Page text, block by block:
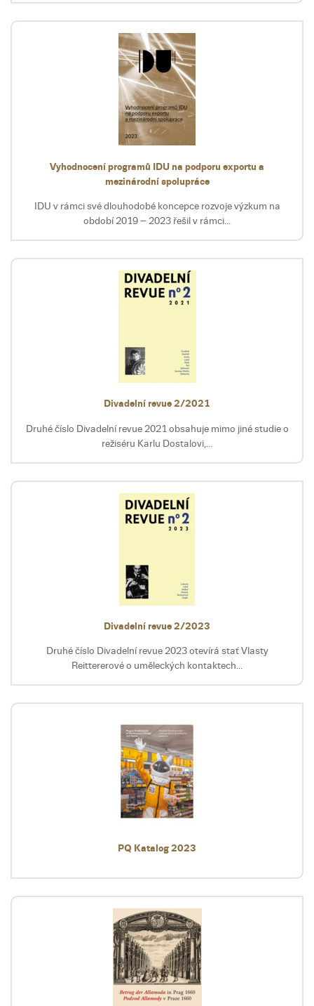
Vyhodnocení programů IDU na podporu exportu a
mezinárodní spolupráce
IDU v rámci své dlouhodobé koncepce rozvoje výzkum na
období 2019 – 2023 řešil v rámci...
Divadelní revue 2/2021
Druhé číslo Divadelní revue 2021 obsahuje mimo jiné studie o
režiséru Karlu Dostalovi,...
Divadelní revue 2/2023
Druhé číslo Divadelní revue 2023 otevírá stať Vlasty
Reittererové o uměleckých kontaktech...
PQ Katalog 2023